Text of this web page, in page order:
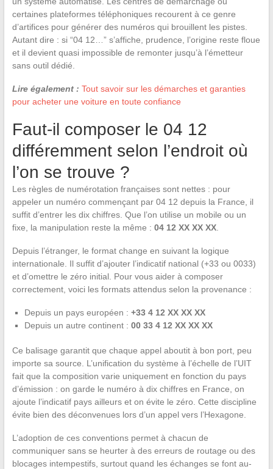
certaines plateformes téléphoniques recourent à ce genre
d’artifices pour générer des numéros qui brouillent les pistes.
Autant dire : si “04 12…” s’affiche, prudence, l’origine reste floue
et il devient quasi impossible de remonter jusqu’à l’émetteur
sans outil dédié.
Lire également : Tout savoir sur les démarches et garanties
pour acheter une voiture en toute confiance
Faut-il composer le 04 12
différemment selon l’endroit où
l’on se trouve ?
Les règles de numérotation françaises sont nettes : pour
appeler un numéro commençant par 04 12 depuis la France, il
suffit d’entrer les dix chiffres. Que l’on utilise un mobile ou un
fixe, la manipulation reste la même : 04 12 XX XX XX.
Depuis l’étranger, le format change en suivant la logique
internationale. Il suffit d’ajouter l’indicatif national (+33 ou 0033)
et d’omettre le zéro initial. Pour vous aider à composer
correctement, voici les formats attendus selon la provenance :
Depuis un pays européen : +33 4 12 XX XX XX
Depuis un autre continent : 00 33 4 12 XX XX XX
Ce balisage garantit que chaque appel aboutit à bon port, peu
importe sa source. L’unification du système à l’échelle de l’UIT
fait que la composition varie uniquement en fonction du pays
d’émission : on garde le numéro à dix chiffres en France, on
ajoute l’indicatif pays ailleurs et on évite le zéro. Cette discipline
évite bien des déconvenues lors d’un appel vers l’Hexagone.
L’adoption de ces conventions permet à chacun de
communiquer sans se heurter à des erreurs de routage ou des
blocages intempestifs, surtout quand les échanges se font au-